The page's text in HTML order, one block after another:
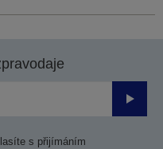
s přijímáním